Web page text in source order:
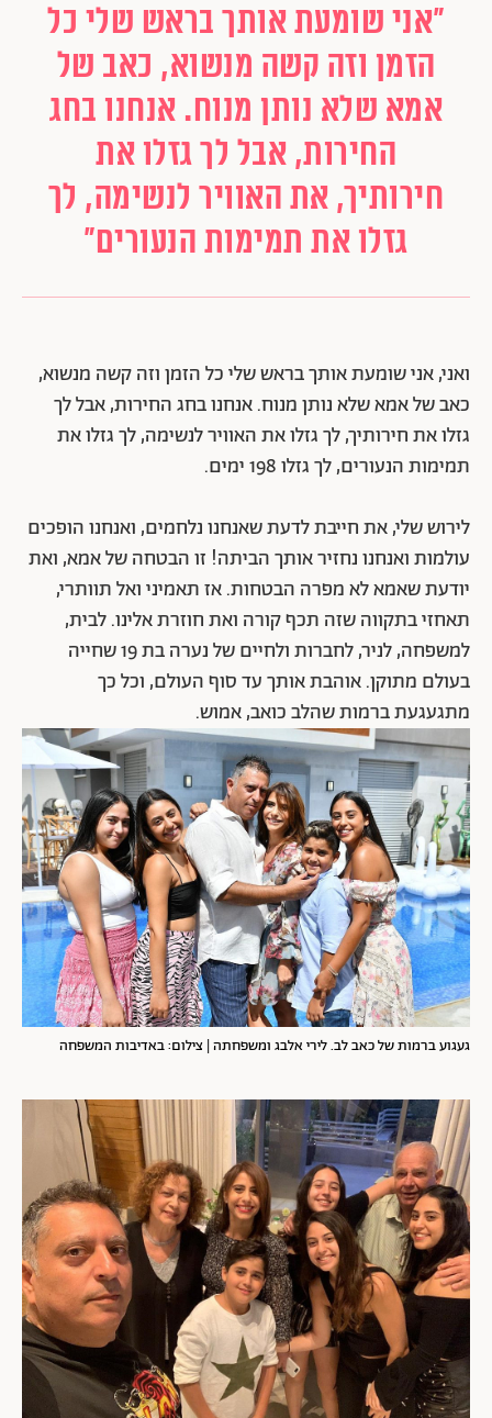
"אני שומעת אותך בראש שלי כל
הזמן וזה קשה מנשוא, כאב של
אמא שלא נותן מנוח. אנחנו בחג
החירות, אבל לך גזלו את
חירותיך, את האוויר לנשימה, לך
גזלו את תמימות הנעורים"
ואני, אני שומעת אותך בראש שלי כל הזמן וזה קשה מנשוא,
כאב של אמא שלא נותן מנוח. אנחנו בחג החירות, אבל לך
גזלו את חירותיך, לך גזלו את האוויר לנשימה, לך גזלו את
תמימות הנעורים, לך גזלו 198 ימים.
לירוש שלי, את חייבת לדעת שאנחנו נלחמים, ואנחנו הופכים
עולמות ואנחנו נחזיר אותך הביתה! זו הבטחה של אמא, ואת
יודעת שאמא לא מפרה הבטחות. אז תאמיני ואל תוותרי,
תאחזי בתקווה שזה תכף קורה ואת חוזרת אלינו. לבית,
למשפחה, לניר, לחברות ולחיים של נערה בת 19 שחייה
בעולם מתוקן. אוהבת אותך עד סוף העולם, וכל כך
מתגעגעת ברמות שהלב כואב, אמוש.
געגוע ברמות של כאב לב. לירי אלבג ומשפחתה | צילום: באדיבות המשפחה